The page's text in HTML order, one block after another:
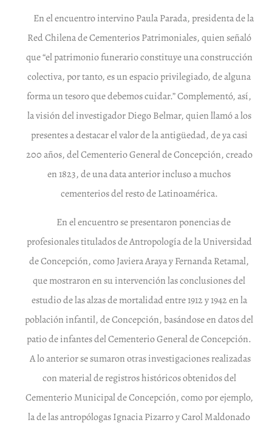
En el encuentro intervino Paula Parada, presidenta de la
Red Chilena de Cementerios Patrimoniales, quien señaló
que “el patrimonio funerario constituye una construcción
colectiva, por tanto, es un espacio privilegiado, de alguna
forma un tesoro que debemos cuidar.” Complementó, así,
la visión del investigador Diego Belmar, quien llamó a los
presentes a destacar el valor de la antigüedad, de ya casi
200 años, del Cementerio General de Concepción, creado
en 1823, de una data anterior incluso a muchos
cementerios del resto de Latinoamérica.
En el encuentro se presentaron ponencias de
profesionales titulados de Antropología de la Universidad
de Concepción, como Javiera Araya y Fernanda Retamal,
que mostraron en su intervención las conclusiones del
estudio de las alzas de mortalidad entre 1912 y 1942 en la
población infantil, de Concepción, basándose en datos del
patio de infantes del Cementerio General de Concepción.
A lo anterior se sumaron otras investigaciones realizadas
con material de registros históricos obtenidos del
Cementerio Municipal de Concepción, como por ejemplo,
la de las antropólogas Ignacia Pizarro y Carol Maldonado